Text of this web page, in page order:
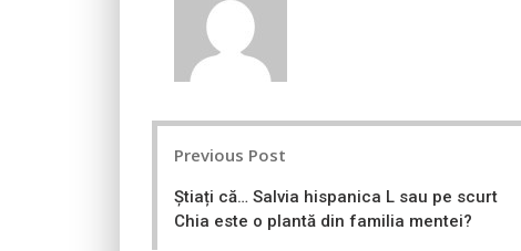
Previous Post
Știați că… Salvia hispanica L sau pe scurt
Chia este o plantă din familia mentei?